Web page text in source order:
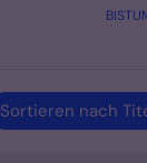
Sortieren nach